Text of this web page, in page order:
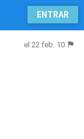
ENTRAR
el 22 feb. 10